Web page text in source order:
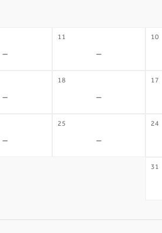
10
11
-
-
17
18
-
-
24
25
-
-
31